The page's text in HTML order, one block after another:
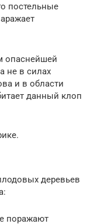
постельные
опаснейшей
не в силах
и в области
данный клоп
деревьев
поражают